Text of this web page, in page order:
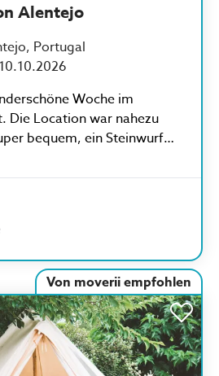
Alentejo
Portugal
Woche im
Die Location war nahezu
bequem, ein Steinwurf
der Surfspot war einfach
Spaß in den
Surflehrern und einem
wundervolle Woche
vielen neuen Leuten
mir die Zeit dort jeden Tag ein
Von moverii empfohlen